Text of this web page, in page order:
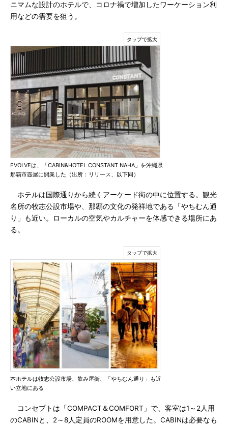
ニマムな設計のホテルで、コロナ禍で増加したワーケーション利
用などの需要を狙う。
EVOLVEは、「CABIN&HOTEL CONSTANT NAHA」を沖縄県
那覇市壺屋に開業した（出所：リリース、以下同）
ホテルは国際通りから続くアーケード街の中に位置する。観光
名所の牧志公設市場や、那覇の文化の発祥地である「やちむん通
り」も近い。ローカルの空気やカルチャーを体感できる場所にあ
る。
本ホテルは牧志公設市場、飲み屋街、「やちむん通り」も近
い立地にある
コンセプトは「COMPACT＆COMFORT」で、客室は1～2人用
のCABINと、2～8人定員のROOMを用意した。CABINは必要なも